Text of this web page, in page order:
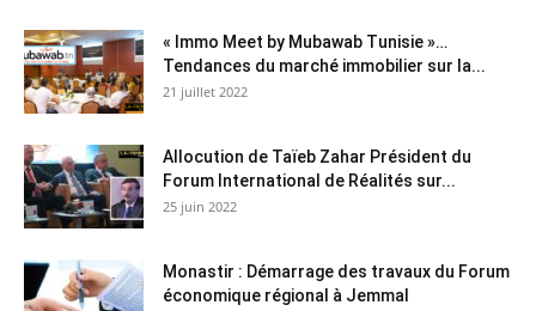
« Immo Meet by Mubawab Tunisie »…
Tendances du marché immobilier sur la...
21 juillet 2022
Allocution de Taïeb Zahar Président du
Forum International de Réalités sur...
25 juin 2022
Monastir : Démarrage des travaux du Forum
économique régional à Jemmal